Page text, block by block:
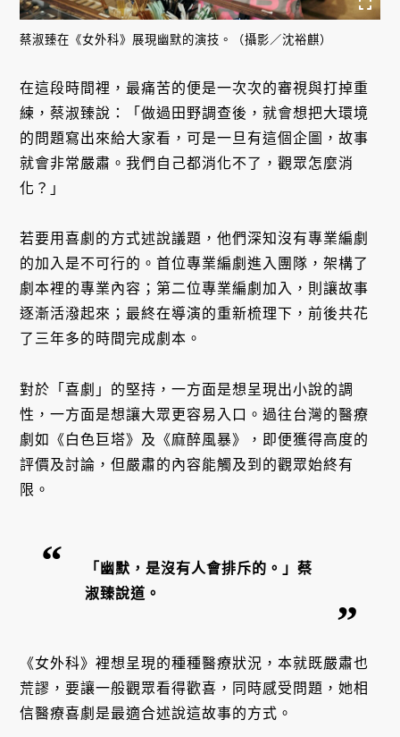
蔡淑臻在《女外科》展現幽默的演技。（攝影／沈裕麒）
在這段時間裡，最痛苦的便是一次次的審視與打掉重
練，蔡淑臻說：「做過田野調查後，就會想把大環境
的問題寫出來給大家看，可是一旦有這個企圖，故事
就會非常嚴肅。我們自己都消化不了，觀眾怎麼消
化？」
若要用喜劇的方式述說議題，他們深知沒有專業編劇
的加入是不可行的。首位專業編劇進入團隊，架構了
劇本裡的專業內容；第二位專業編劇加入，則讓故事
逐漸活潑起來；最終在導演的重新梳理下，前後共花
了三年多的時間完成劇本。
對於「喜劇」的堅持，一方面是想呈現出小說的調
性，一方面是想讓大眾更容易入口。過往台灣的醫療
劇如《白色巨塔》及《麻醉風暴》，即便獲得高度的
評價及討論，但嚴肅的內容能觸及到的觀眾始終有
限。
「幽默，是沒有人會排斥的。」蔡
淑臻說道。
《女外科》裡想呈現的種種醫療狀況，本就既嚴肅也
荒謬，要讓一般觀眾看得歡喜，同時感受問題，她相
信醫療喜劇是最適合述說這故事的方式。